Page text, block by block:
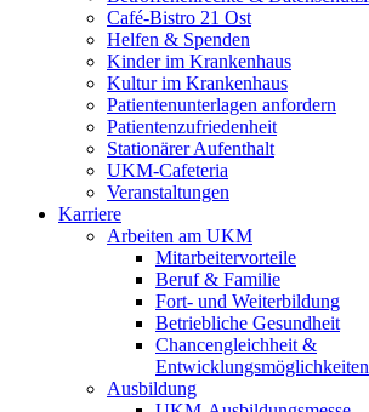
Café-Bistro 21 Ost
Helfen & Spenden
Kinder im Krankenhaus
Kultur im Krankenhaus
Patientenunterlagen anfordern
Patientenzufriedenheit
Stationärer Aufenthalt
UKM-Cafeteria
Veranstaltungen
Karriere
Arbeiten am UKM
Mitarbeitervorteile
Beruf & Familie
Fort- und Weiterbildung
Betriebliche Gesundheit
Chancengleichheit &
Entwicklungsmöglichkeiten
Ausbildung